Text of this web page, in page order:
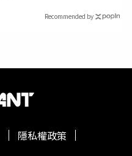
Recommended by
隱私權政策